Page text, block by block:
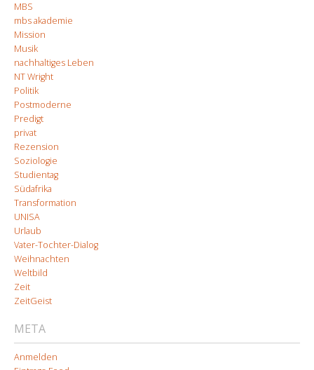
MBS
mbs akademie
Mission
Musik
nachhaltiges Leben
NT Wright
Politik
Postmoderne
Predigt
privat
Rezension
Soziologie
Studientag
Südafrika
Transformation
UNISA
Urlaub
Vater-Tochter-Dialog
Weihnachten
Weltbild
Zeit
ZeitGeist
META
Anmelden